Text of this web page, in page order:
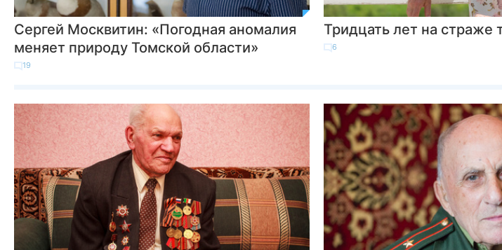
Сергей Москвитин: «Погодная аномалия
меняет природу Томской области»
19
Тридцать лет на страже
6